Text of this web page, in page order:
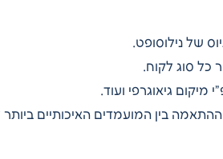
של נילוסופט.
כל סוג לקוח.
מיקום גיאוגרפי ועוד.
בין המועמדים האיכותיים